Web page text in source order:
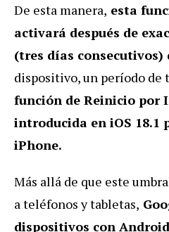
De esta manera, esta
activará después de
(tres días
dispositivo, un período de
función de Reinicio por
introducida en iOS 18.1
iPhone.
Más allá de que este
a teléfonos y tabletas,
dispositivos con Android